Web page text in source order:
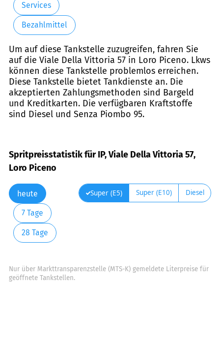
Services
Bezahlmittel
Um auf diese Tankstelle zuzugreifen, fahren Sie
auf die Viale Della Vittoria 57 in Loro Piceno. Lkws
können diese Tankstelle problemlos erreichen.
Diese Tankstelle bietet Tankdienste an. Die
akzeptierten Zahlungsmethoden sind Bargeld
und Kreditkarten. Die verfügbaren Kraftstoffe
sind Diesel und Senza Piombo 95.
Spritpreisstatistik für IP, Viale Della Vittoria 57,
Loro Piceno
heute
7 Tage
28 Tage
Super (E5) Super (E10) Diesel
Nur über Markttransparenzstelle (MTS-K) gemeldete Literpreise für
geöffnete Tankstellen.